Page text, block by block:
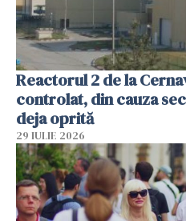
Reactorul 2 de la
controlat, din cauza
deja oprită
29 IULIE 2026